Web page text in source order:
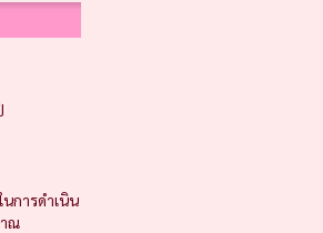
การดำเนิน
ณ